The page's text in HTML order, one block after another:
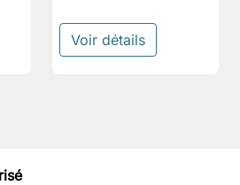
Voir détails